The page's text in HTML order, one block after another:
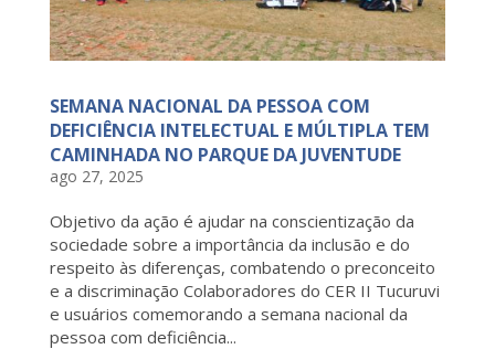
SEMANA NACIONAL DA PESSOA COM
DEFICIÊNCIA INTELECTUAL E MÚLTIPLA TEM
CAMINHADA NO PARQUE DA JUVENTUDE
ago 27, 2025
Objetivo da ação é ajudar na conscientização da
sociedade sobre a importância da inclusão e do
respeito às diferenças, combatendo o preconceito
e a discriminação Colaboradores do CER II Tucuruvi
e usuários comemorando a semana nacional da
pessoa com deficiência...